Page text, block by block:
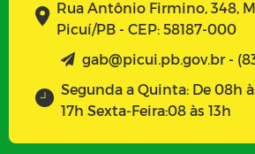
Rua Antônio Firmino, 348,
Picuí/PB - CEP: 58187-000
gab@picui.pb.gov.br -
Segunda a Quinta: De 08h
17h Sexta-Feira:08 às 13h